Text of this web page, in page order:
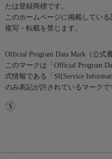
たは登録商標です。
このホームページに掲載してい
複写・転載を禁じます。
Official Program Data Mark（公式
このマークは「Official Program
式情報である「SI(Service
のみ表記が許されているマークで